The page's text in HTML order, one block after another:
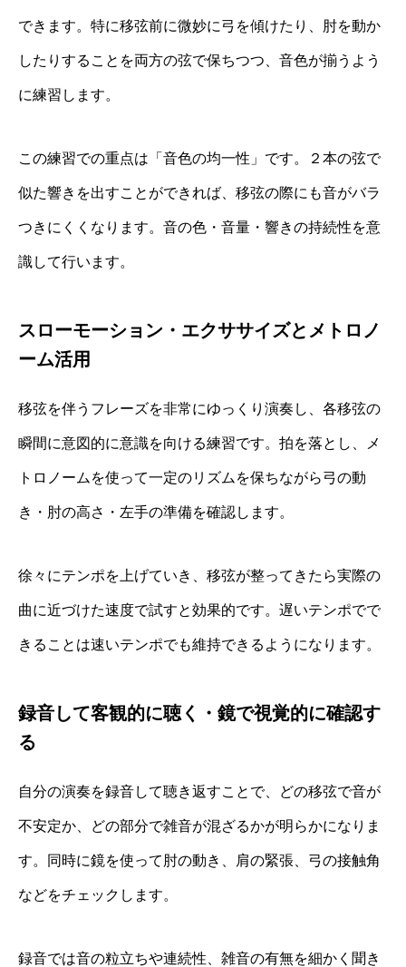
できます。特に移弦前に微妙に弓を傾けたり、肘を動か
したりすることを両方の弦で保ちつつ、音色が揃うよう
に練習します。
この練習での重点は「音色の均一性」です。２本の弦で
似た響きを出すことができれば、移弦の際にも音がバラ
つきにくくなります。音の色・音量・響きの持続性を意
識して行います。
スローモーション・エクササイズとメトロノ
ーム活用
移弦を伴うフレーズを非常にゆっくり演奏し、各移弦の
瞬間に意図的に意識を向ける練習です。拍を落とし、メ
トロノームを使って一定のリズムを保ちながら弓の動
き・肘の高さ・左手の準備を確認します。
徐々にテンポを上げていき、移弦が整ってきたら実際の
曲に近づけた速度で試すと効果的です。遅いテンポでで
きることは速いテンポでも維持できるようになります。
録音して客観的に聴く・鏡で視覚的に確認す
る
自分の演奏を録音して聴き返すことで、どの移弦で音が
不安定か、どの部分で雑音が混ざるかが明らかになりま
す。同時に鏡を使って肘の動き、肩の緊張、弓の接触角
などをチェックします。
録音では音の粒立ちや連続性、雑音の有無を細かく聞き